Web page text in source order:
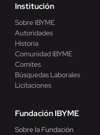
Institución
Sobre IBYME
Autoridades
Historia
Comunidad IBYME
Comites
Búsquedas Laborales
Licitaciones
Fundación IBYME
Sobre la Fundación